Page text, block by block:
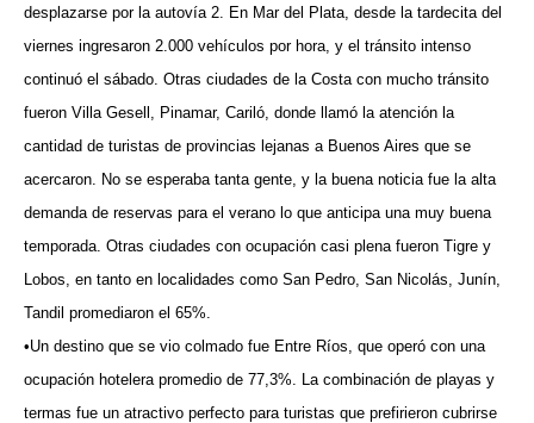
desplazarse por la autovía 2. En Mar del Plata, desde la tardecita del
viernes ingresaron 2.000 vehículos por hora, y el tránsito intenso
continuó el sábado. Otras ciudades de la Costa con mucho tránsito
fueron Villa Gesell, Pinamar, Cariló, donde llamó la atención la
cantidad de turistas de provincias lejanas a Buenos Aires que se
acercaron. No se esperaba tanta gente, y la buena noticia fue la alta
demanda de reservas para el verano lo que anticipa una muy buena
temporada. Otras ciudades con ocupación casi plena fueron Tigre y
Lobos, en tanto en localidades como San Pedro, San Nicolás, Junín,
Tandil promediaron el 65%.
•Un destino que se vio colmado fue Entre Ríos, que operó con una
ocupación hotelera promedio de 77,3%. La combinación de playas y
termas fue un atractivo perfecto para turistas que prefirieron cubrirse